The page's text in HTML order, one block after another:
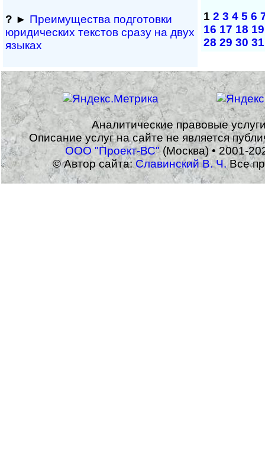
? ► Преимущества под­гото­вки
юри­ди­чес­ких тек­с­тов сразу на двух
языках
1 2 3 4 5 6
16 17 18 19
28 29 30 31
Аналитические правовые
Описание услуг на сайте не является
ООО "Проект-ВС"(Москва) • 2001-
© Автор сайта:Славинский В. Ч.Все